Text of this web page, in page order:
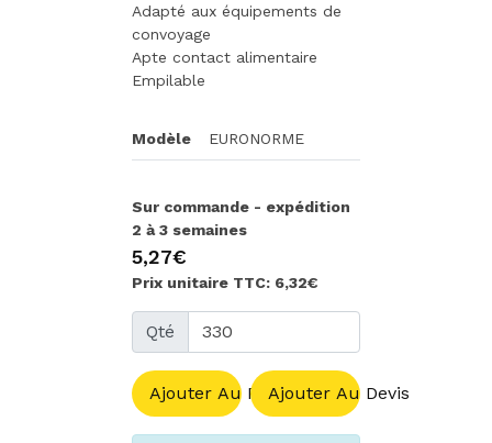
Adapté aux équipements de
convoyage
Apte contact alimentaire
Empilable
Modèle EURONORME
Sur commande - expédition
2 à 3 semaines
5,27€
Prix unitaire TTC: 6,32€
Qté
Ajouter Au PanierAjouter Au Devis